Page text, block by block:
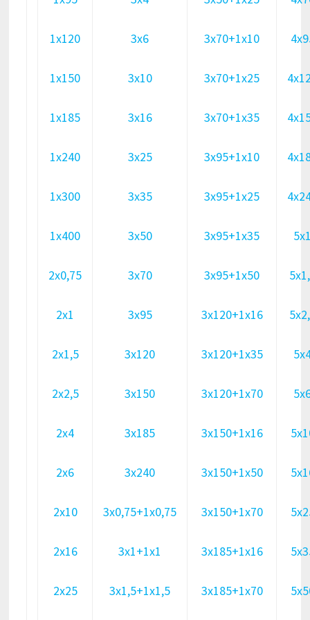
1х120
1х150
1х185
1х240
1х300
1х400
2х0,75
2х1
2х1,5
2х2,5
2х4
2х6
2х10
2х16
2х25
3х6
3х10
3х16
3х25
3х35
3х50
3х70
3х95
3х120
3х150
3х185
3х240
3х0,75+1х0,75
3х1+1х1
3х1,5+1х1,5
3х70+1х10
3х70+1х25
3х70+1х35
3х95+1х10
3х95+1х25
3х95+1х35
3х95+1х50
3х120+1х16
3х120+1х35
3х120+1х70
3х150+1х16
3х150+1х50
3х150+1х70
3х185+1х16
3х185+1х70